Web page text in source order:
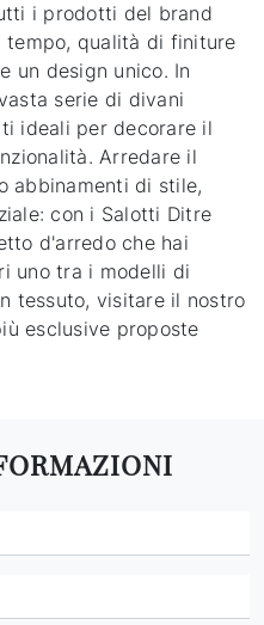
i prodotti del brand
tempo, qualità di finiture
un design unico. In
serie di divani
ideali per decorare il
Arredare il
abbinamenti di stile,
con i Salotti Ditre
d'arredo che hai
uno tra i modelli di
tessuto, visitare il nostro
esclusive proposte